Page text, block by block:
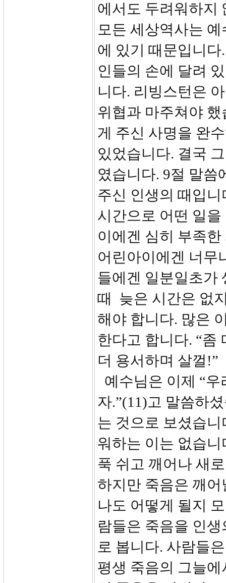
에서도 두려워하지
모든 세상역사는
에 있기 때문입니
인들의 손에 달려
니다. 리빙스턴은
위협과 마주쳐야
게 주신 사명을 완
있었습니다. 결국
였습니다. 9절 말씀
주신 인생의 때입
시간으로 어떤 일
이에겐 심히 부족
어린아이에겐 너무
들에겐 일분일초가
때 늦은 시간은 없
해야 합니다. 많은
한다고 합니다. “좀
더 용서하며 살껄!”
예수님은 이제 “
자.”(11)고 말씀하
는 것으로 보셨습
워하는 이는 없습
푹 쉬고 깨어나 새
하지만 죽음은 깨
나도 어떻게 될지
람들은 죽음을 인
로 봅니다. 사람들
평생 죽음의 그늘